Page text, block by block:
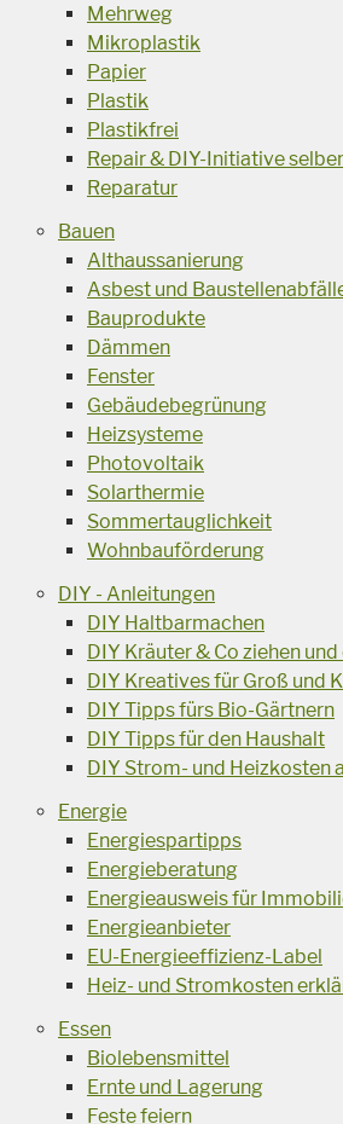
Mehrweg
Mikroplastik
Papier
Plastik
Plastikfrei
Repair & DIY-Initiative
Reparatur
Bauen
Althaussanierung
Asbest und
Bauprodukte
Dämmen
Fenster
Gebäudebegrünung
Heizsysteme
Photovoltaik
Solarthermie
Sommertauglichkeit
Wohnbauförderung
DIY - Anleitungen
DIY Haltbarmachen
DIY Kräuter & Co ziehen
DIY Kreatives für Groß und
DIY Tipps fürs Bio-Gärtnern
DIY Tipps für den Haushalt
DIY Strom- und Heizkosten
Energie
Energiespartipps
Energieberatung
Energieausweis für
Energieanbieter
EU-Energieeffizienz-Label
Heiz- und Stromkosten
Essen
Biolebensmittel
Ernte und Lagerung
Feste feiern